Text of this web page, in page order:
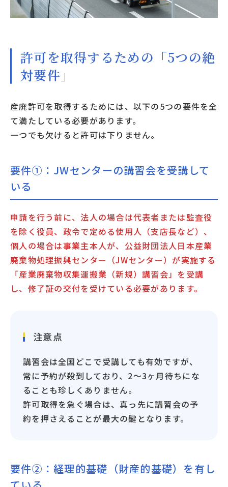
許可を取得するための「5つの絶
対要件」
産廃許可を取得するためには、以下の5つの要件を全
て満たしている必要があります。
一つでも欠けると許可は下りません。
要件①：JWセンターの講習会を受講して
いる
申請を行う前に、法人の場合は代表者または監査役
を除く役員、政令で定める使用人（支店長など）、
個人の場合は事業主本人が、公益財団法人日本産業
廃棄物処理振興センター（JWセンター）が実施する
「産業廃棄物収集運搬業（新規）講習会」を受講
し、修了証の交付を受けている必要があります。
注意点
講習会は全国どこで受講しても有効ですが、
常に予約が殺到しており、2〜3ヶ月待ちにな
ることも珍しくありません。
許可取得を急ぐ場合は、真っ先に講習会の予
約を押さえることが最大の鍵となります。
要件②：経理的基礎（財産的基礎）を有し